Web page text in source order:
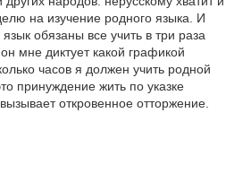
на изучение родного языка. И
язык обязаны все учить в три раза
мне диктует какой графикой
часов я должен учить родной
принуждение жить по указке
откровенное отторжение.